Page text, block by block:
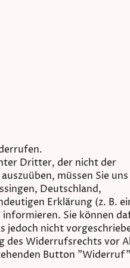
Dritter, der nicht der
müssen Sie uns
Deutschland,
Erklärung (z. B.
Sie können
nicht
des Widerrufsrechts vor
Button "Widerruf"